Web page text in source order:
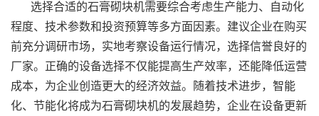
选择合适的石膏砌块机需要综合考虑生产能力、自动化
程度、技术参数和投资预算等多方面因素。建议企业在购买
前充分调研市场，实地考察设备运行情况，选择信誉良好的
厂家。正确的设备选择不仅能提高生产效率，还能降低运营
成本，为企业创造更大的经济效益。随着技术进步，智能
化、节能化将成为石膏砌块机的发展趋势，企业在设备更新